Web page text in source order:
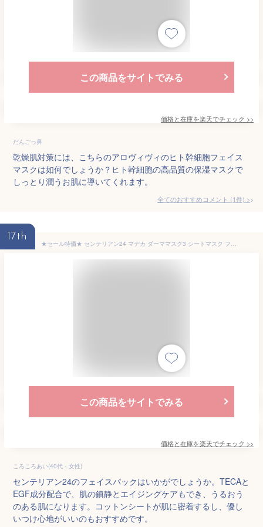
この商品をサイトでみる
価格と在庫を楽天でチェック >>
だんごっ鼻
乾燥肌対策には、こちらのアロヴィヴィのヒト幹細胞フェイス
マスクは如何でしょうか？ヒト幹細胞の高品質の保湿マスクで
しっとり潤うお肌に導いてくれます。
全てのおすすめコメント (1件) >
17th
★セール特価★ センテリアン24 マデカ ダーママスク3 シートマスク フェイスパック パック 個包装 保湿 敏感肌 韓国パック シカマスク CICA フェイスマスク 乾燥肌 肌荒れ 韓国コスメ CENTELLIAN24 MADECA DERMA MASK TECA ゆうパケット 送料無料
この商品をサイトでみる
価格と在庫を楽天でチェック >>
ころころあい(40代・女性)
センテリアン24のフェイスパックはいかがでしょうか。TECAと
EGF成分配合で、肌の鎮静とエイジングケアもでき、うるおう
のある肌になります。コットンシートが肌に密着するし、優し
いつけ心地がいいのもおすすめです。